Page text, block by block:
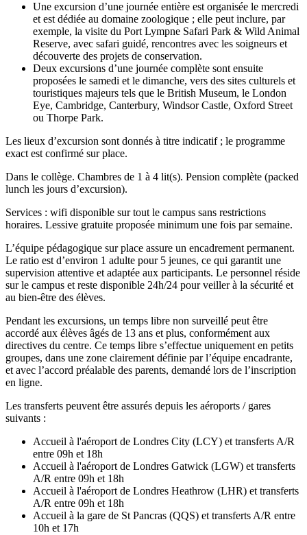
Une excursion d’une journée entière est organisée le mercredi
et est dédiée au domaine zoologique ; elle peut inclure, par
exemple, la visite du Port Lympne Safari Park & Wild Animal
Reserve, avec safari guidé, rencontres avec les soigneurs et
découverte des projets de conservation.
Deux excursions d’une journée complète sont ensuite
proposées le samedi et le dimanche, vers des sites culturels et
touristiques majeurs tels que le British Museum, le London
Eye, Cambridge, Canterbury, Windsor Castle, Oxford Street
ou Thorpe Park.
Les lieux d’excursion sont donnés à titre indicatif ; le programme
exact est confirmé sur place.
Dans le collège. Chambres de 1 à 4 lit(s). Pension complète (packed
lunch les jours d’excursion).
Services : wifi disponible sur tout le campus sans restrictions
horaires. Lessive gratuite proposée minimum une fois par semaine.
L’équipe pédagogique sur place assure un encadrement permanent.
Le ratio est d’environ 1 adulte pour 5 jeunes, ce qui garantit une
supervision attentive et adaptée aux participants. Le personnel réside
sur le campus et reste disponible 24h/24 pour veiller à la sécurité et
au bien-être des élèves.
Pendant les excursions, un temps libre non surveillé peut être
accordé aux élèves âgés de 13 ans et plus, conformément aux
directives du centre. Ce temps libre s’effectue uniquement en petits
groupes, dans une zone clairement définie par l’équipe encadrante,
et avec l’accord préalable des parents, demandé lors de l’inscription
en ligne.
Les transferts peuvent être assurés depuis les aéroports / gares
suivants :
Accueil à l'aéroport de Londres City (LCY) et transferts A/R
entre 09h et 18h
Accueil à l'aéroport de Londres Gatwick (LGW) et transferts
A/R entre 09h et 18h
Accueil à l'aéroport de Londres Heathrow (LHR) et transferts
A/R entre 09h et 18h
Accueil à la gare de St Pancras (QQS) et transferts A/R entre
10h et 17h